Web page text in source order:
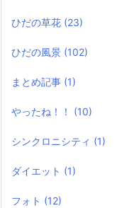
ひだの草花 (23)
ひだの風景 (102)
まとめ記事 (1)
やったね！！ (10)
シンクロニシティ (1)
ダイエット (1)
フォト (12)